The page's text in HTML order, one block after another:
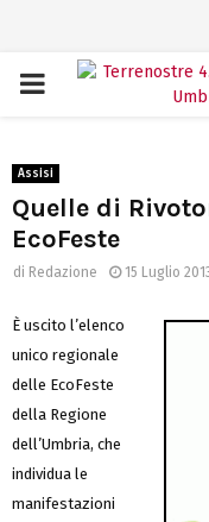
PRIMARY
Assisi
Quelle di
EcoFeste
di Redazione 15 Luglio
È uscito l’elenco
unico regionale
delle EcoFeste
della Regione
dell’Umbria, che
individua le
manifestazioni